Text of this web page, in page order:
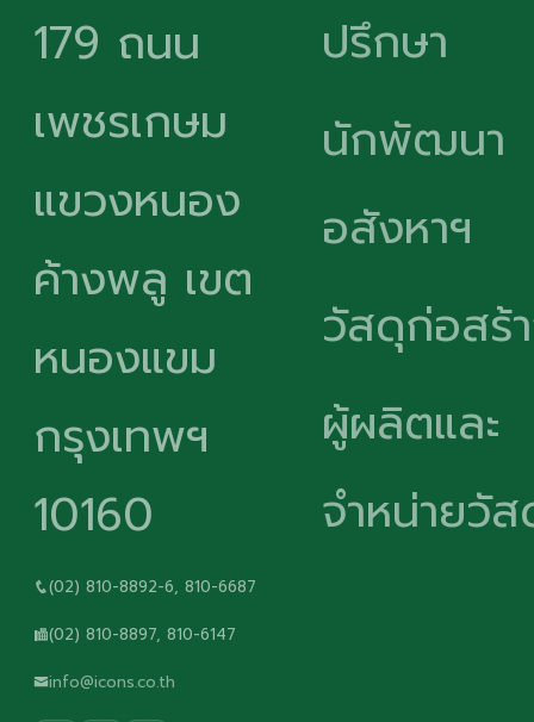
179 ถนน
เพชรเกษม
แขวงหนอง
ค้างพลู เขต
หนองแขม
กรุงเทพฯ
10160
(02) 810-8892-6, 810-6687
(02) 810-8897, 810-6147
info@icons.co.th
ปรึกษา
นักพัฒนา
อสังหาฯ
วัสดุก่อสร้
ผู้ผลิตและ
จำหน่ายวั